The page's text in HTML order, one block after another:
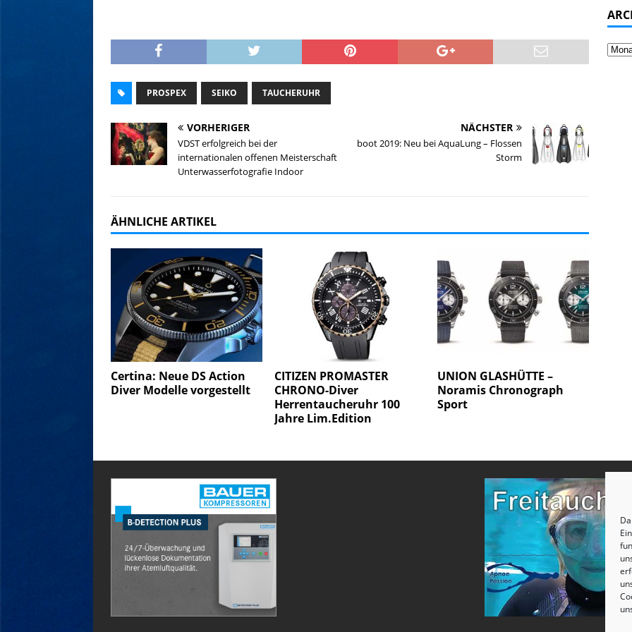
PROSPEX SEIKO TAUCHERUHR
VORHERIGER
VDST erfolgreich bei der
internationalen offenen Meisterschaft
Unterwasserfotografie Indoor
NÄCHSTER
boot 2019: Neu bei AquaLung – Flossen
Storm
ÄHNLICHE ARTIKEL
Certina: Neue DS Action
Diver Modelle vorgestellt
CITIZEN PROMASTER
CHRONO-Diver
Herrentaucheruhr 100
Jahre Lim.Edition
UNION GLASHÜTTE –
Noramis Chronograph
Sport